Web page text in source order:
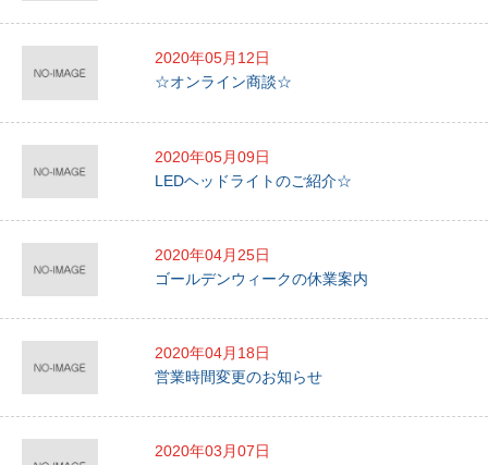
2020年05月12日
☆オンライン商談☆
2020年05月09日
LEDヘッドライトのご紹介☆
2020年04月25日
ゴールデンウィークの休業案内
2020年04月18日
営業時間変更のお知らせ
2020年03月07日